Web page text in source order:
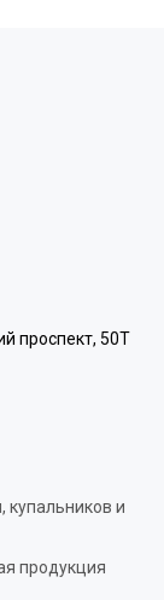
проспект, 50Т
купальников и
продукция